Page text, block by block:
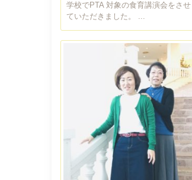
学校でPTA 対象の食育講演会をさせ
ていただきました。 ...